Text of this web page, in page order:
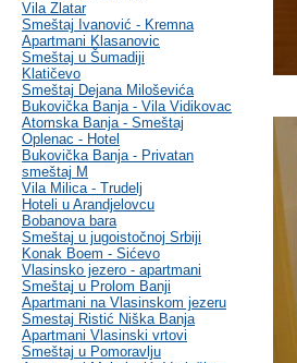
Vila Zlatar
Smeštaj Ivanović - Kremna
Apartmani Klasanovic
Smeštaj u Šumadiji
Klatičevo
Smeštaj Dejana Miloševića
Bukovička Banja - Vila Vidikovac
Atomska Banja - Smeštaj
Oplenac - Hotel
Bukovička Banja - Privatan
smeštaj M
Vila Milica - Trudelj
Hoteli u Arandjelovcu
Bobanova bara
Smeštaj u jugoistočnoj Srbiji
Konak Boem - Sićevo
Vlasinsko jezero - apartmani
Smeštaj u Prolom Banji
Apartmani na Vlasinskom jezeru
Smestaj Ristić Niška Banja
Apartmani Vlasinski vrtovi
Smeštaj u Pomoravlju